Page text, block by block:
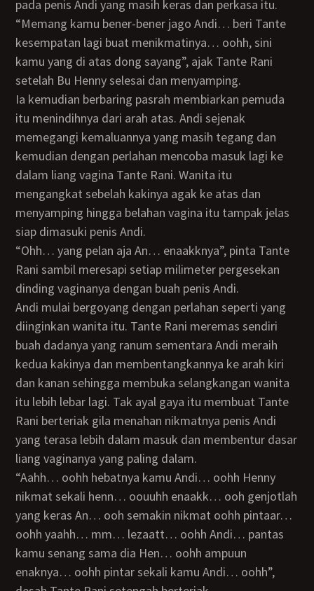
pada penis Andi yang masih keras dan perkasa itu.
“Memang kamu bener-bener jago Andi… beri Tante
kesempatan lagi buat menikmatinya… oohh, sini
kamu yang di atas dong sayang”, ajak Tante Rani
setelah Bu Henny selesai dan menyamping.
Ia kemudian berbaring pasrah membiarkan pemuda
itu menindihnya dari arah atas. Andi sejenak
memegangi kemaluannya yang masih tegang dan
kemudian dengan perlahan mencoba masuk lagi ke
dalam liang vagina Tante Rani. Wanita itu
mengangkat sebelah kakinya agak ke atas dan
menyamping hingga belahan vagina itu tampak jelas
siap dimasuki penis Andi.
“Ohh… yang pelan aja An… enaakknya”, pinta Tante
Rani sambil meresapi setiap milimeter pergesekan
dinding vaginanya dengan buah penis Andi.
Andi mulai bergoyang dengan perlahan seperti yang
diinginkan wanita itu. Tante Rani meremas sendiri
buah dadanya yang ranum sementara Andi meraih
kedua kakinya dan membentangkannya ke arah kiri
dan kanan sehingga membuka selangkangan wanita
itu lebih lebar lagi. Tak ayal gaya itu membuat Tante
Rani berteriak gila menahan nikmatnya penis Andi
yang terasa lebih dalam masuk dan membentur dasar
liang vaginanya yang paling dalam.
“Aahh… oohh hebatnya kamu Andi… oohh Henny
nikmat sekali henn… oouuhh enaakk… ooh genjotlah
yang keras An… ooh semakin nikmat oohh pintaar…
oohh yaahh… mm… lezaatt… oohh Andi… pantas
kamu senang sama dia Hen… oohh ampuun
enaknya… oohh pintar sekali kamu Andi… oohh”,